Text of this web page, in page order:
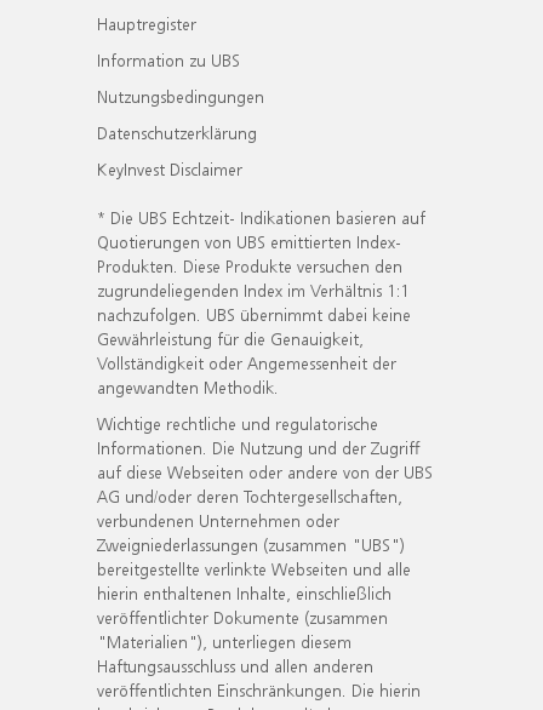
Hauptregister
Information zu UBS
Nutzungsbedingungen
Datenschutzerklärung
KeyInvest Disclaimer
* Die UBS Echtzeit- Indikationen basieren auf
Quotierungen von UBS emittierten Index-
Produkten. Diese Produkte versuchen den
zugrundeliegenden Index im Verhältnis 1:1
nachzufolgen. UBS übernimmt dabei keine
Gewährleistung für die Genauigkeit,
Vollständigkeit oder Angemessenheit der
angewandten Methodik.
Wichtige rechtliche und regulatorische
Informationen. Die Nutzung und der Zugriff
auf diese Webseiten oder andere von der UBS
AG und/oder deren Tochtergesellschaften,
verbundenen Unternehmen oder
Zweigniederlassungen (zusammen "UBS")
bereitgestellte verlinkte Webseiten und alle
hierin enthaltenen Inhalte, einschließlich
veröffentlichter Dokumente (zusammen
"Materialien"), unterliegen diesem
Haftungsausschluss und allen anderen
veröffentlichten Einschränkungen. Die hierin